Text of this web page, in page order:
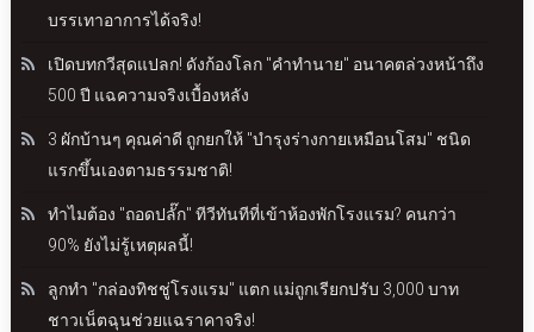
บรรเทาอาการได้จริง!
เปิดบทกวีสุดแปลก! ดังก้องโลก "คำทำนาย" อนาคตล่วงหน้าถึง
500 ปี แฉความจริงเบื้องหลัง
3 ผักบ้านๆ คุณค่าดี ถูกยกให้ "บำรุงร่างกายเหมือนโสม" ชนิด
แรกขึ้นเองตามธรรมชาติ!
ทำไมต้อง "ถอดปลั๊ก" ทีวีทันทีที่เข้าห้องพักโรงแรม? คนกว่า
90% ยังไม่รู้เหตุผลนี้!
ลูกทำ "กล่องทิชชู่โรงแรม" แตก แม่ถูกเรียกปรับ 3,000 บาท
ชาวเน็ตฉุนช่วยแฉราคาจริง!